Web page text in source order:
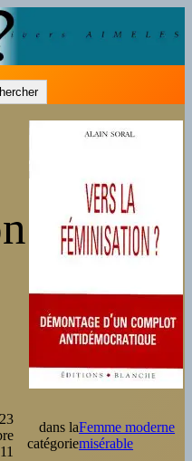
23
dans la
catégorie
Femme moderne
misérable